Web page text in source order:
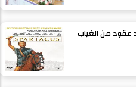
عقود من الغياب